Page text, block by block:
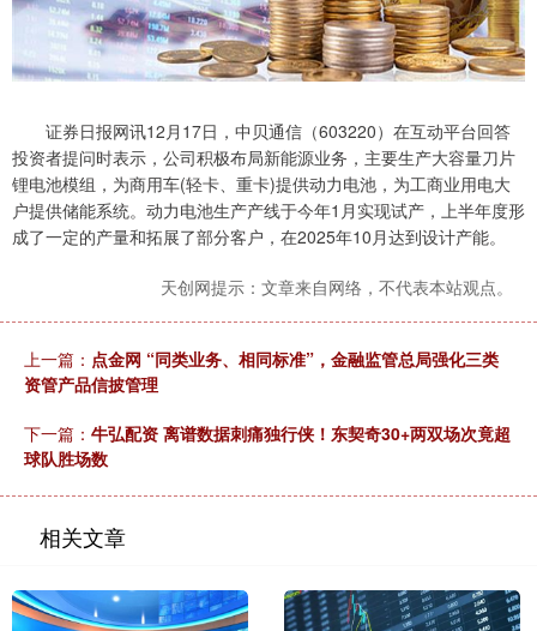
证券日报网讯12月17日，中贝通信（603220）在互动平台回答
投资者提问时表示，公司积极布局新能源业务，主要生产大容量刀片
锂电池模组，为商用车(轻卡、重卡)提供动力电池，为工商业用电大
户提供储能系统。动力电池生产产线于今年1月实现试产，上半年度形
成了一定的产量和拓展了部分客户，在2025年10月达到设计产能。
天创网提示：文章来自网络，不代表本站观点。
上一篇： 点金网 “同类业务、相同标准”，金融监管总局强化三类
资管产品信披管理
下一篇： 牛弘配资 离谱数据刺痛独行侠！东契奇30+两双场次竟超
球队胜场数
相关文章